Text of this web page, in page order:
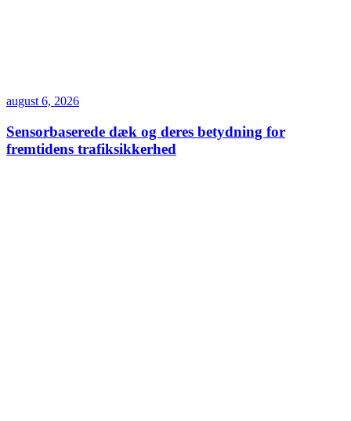
august 6, 2026
Sensorbaserede dæk og deres betydning for
fremtidens trafiksikkerhed